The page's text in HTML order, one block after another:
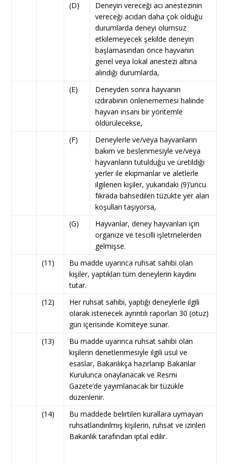
(D)
Deneyin vereceği acı anestezinin
vereceği acıdan daha çok olduğu
durumlarda deneyi olumsuz
etkilemeyecek şekilde deneyin
başlamasından önce hayvanın
genel veya lokal anestezi altına
alındığı durumlarda,
(E)
Deneyden sonra hayvanın
ızdırabının önlenememesi halinde
hayvan insani bir yöntemle
öldürülecekse,
(F)
Deneylerle ve/veya hayvanların
bakım ve beslenmesiyle ve/veya
hayvanların tutulduğu ve üretildiği
yerler ile ekipmanlar ve aletlerle
ilgilenen kişiler, yukarıdaki (9)’uncu
fıkrada bahsedilen tüzükte yer alan
koşulları taşıyorsa,
(G)
Hayvanlar, deney hayvanları için
organize ve tescilli işletmelerden
gelmişse.
(11)
Bu madde uyarınca ruhsat sahibi olan
kişiler, yaptıkları tüm deneylerin kaydını
tutar.
(12)
Her ruhsat sahibi, yaptığı deneylerle ilgili
olarak istenecek ayrıntılı raporları 30 (otuz)
gün içerisinde Komiteye sunar.
(13)
Bu madde uyarınca ruhsat sahibi olan
kişilerin denetlenmesiyle ilgili usul ve
esaslar, Bakanlıkça hazırlanıp Bakanlar
Kurulunca onaylanacak ve Resmi
Gazete’de yayımlanacak bir tüzükle
düzenlenir.
(14)
Bu maddede belirtilen kurallara uymayan
ruhsatlandırılmış kişilerin, ruhsat ve izinleri
Bakanlık tarafından iptal edilir.